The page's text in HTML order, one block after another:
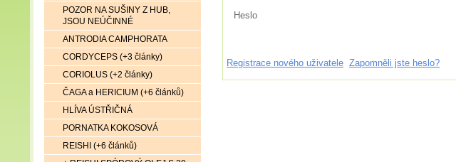
Heslo
Registrace nového uživatele Zapomněli jste heslo?
POZOR NA SUŠINY Z HUB,
JSOU NEÚČINNÉ
ANTRODIA CAMPHORATA
CORDYCEPS (+3 články)
CORIOLUS (+2 články)
ČAGA a HERICIUM (+6 článků)
HLÍVA ÚSTŘIČNÁ
PORNATKA KOKOSOVÁ
REISHI (+6 článků)